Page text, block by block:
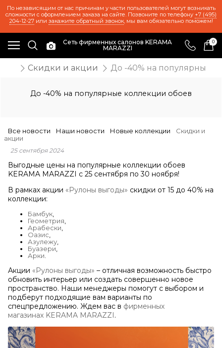
По независящим от нас причинам у части пользователей могут возникать
сложности с оформлением заказа на сайте. Позвоните по телефону +7 (495)
204-12-27или закажите обратный звонок, мы вам обязательно поможем!
Сеть фирменных салонов KERAMA
MARAZZI
0
Скидки и акции До -40% на популярные
До -40% на популярные коллекции обоев
Все новости Наши новости Новые коллекции
Скидки и
акции
25 сентября 2024
Выгодные цены на популярные коллекции обоев
KERAMA MARAZZI с 25 сентября по 30 ноября!
В рамках акции «Рулоны выгоды» скидки от 15 до 40% на
коллекции:
Бамбук
Геометрия
Арабески
Оазис
Азулежу
Буазери
Арки
Акции «Рулоны выгоды» – отличная возможность быстро
обновить интерьер или создать совершенно новое
пространство. Наши менеджеры помогут с выбором и
подберут подходящие вам варианты по
спецпредложению. Ждем вас в фирменных
магазинах KERAMA MARAZZI.